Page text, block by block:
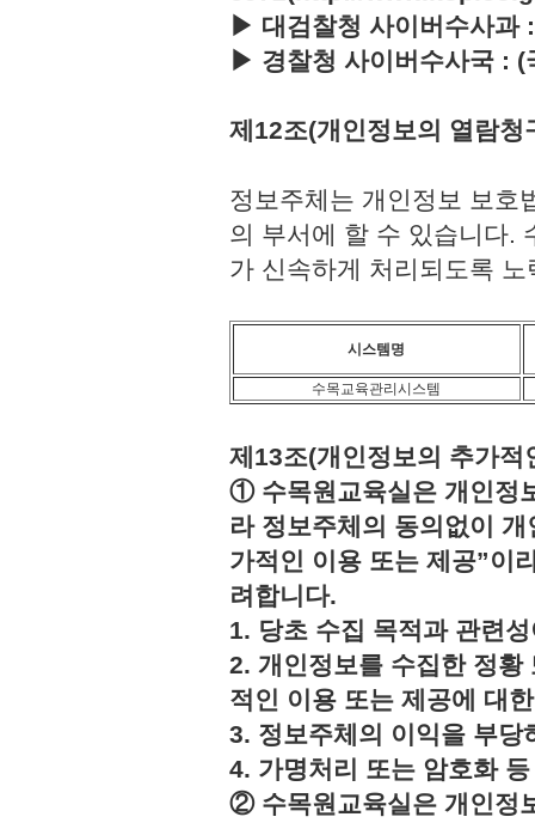
▶ 대검찰청 사이버수사
▶ 경찰청 사이버수사국 :
제12조(개인정보의 열람청
정보주체는 개인정보 보호
의 부서에 할 수 있습니다.
가 신속하게 처리되도록
시스템명
수목교육관리시스템
제13조(개인정보의 추가적
① 수목원교육실은 개인정
라 정보주체의 동의없이
가적인 이용 또는 제공”이
려합니다.
1. 당초 수집 목적과 관련
2. 개인정보를 수집한 정황
적인 이용 또는 제공에 대
3. 정보주체의 이익을 부당
4. 가명처리 또는 암호화
② 수목원교육실은 개인정